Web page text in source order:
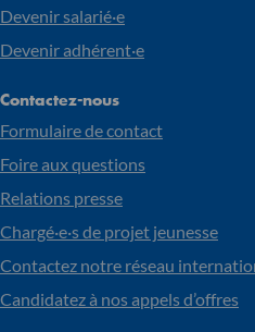
Devenir salarié·e
Devenir adhérent·e
Contactez-nous
Formulaire de contact
Foire aux questions
Relations presse
Chargé·e·s de projet jeunesse
Contactez notre réseau
Candidatez à nos appels d’offres